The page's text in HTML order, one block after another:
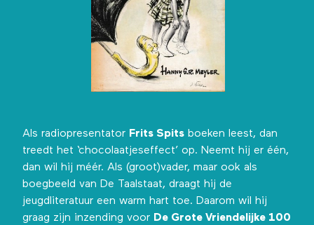
Als radiopresentator Frits Spits boeken leest, dan
treedt het ‘chocolaatjeseffect’ op. Neemt hij er één,
dan wil hij méér. Als (groot)vader, maar ook als
boegbeeld van De Taalstaat, draagt hij de
jeugdliteratuur een warm hart toe. Daarom wil hij
graag zijn inzending voor De Grote Vriendelijke 100